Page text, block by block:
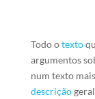
Todo otexto
argumentos
num texto
descrição